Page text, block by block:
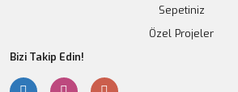
Sepetiniz
Özel Projeler
Bizi Takip Edin!